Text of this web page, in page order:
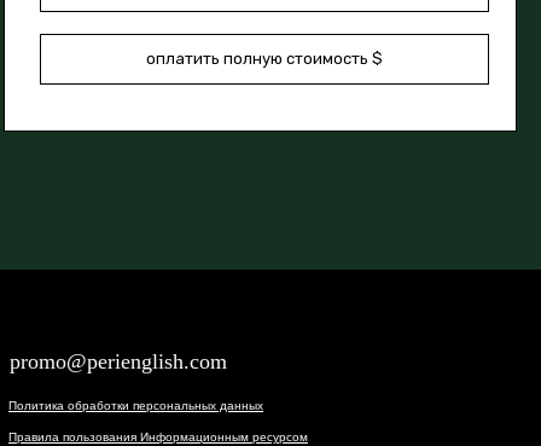
оплатить полную стоимость $
Политика обработки персональных данных
Правила пользования Информационным ресурсом
promo@perienglish.com